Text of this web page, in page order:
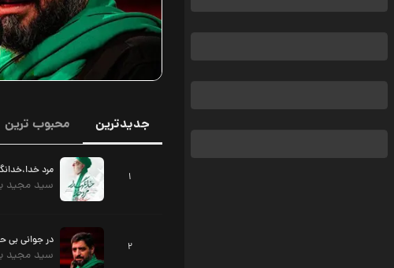
جدیدترین محبوب ترین
1 مرد
سید مجید
2 در جوانی بی
سید مجید